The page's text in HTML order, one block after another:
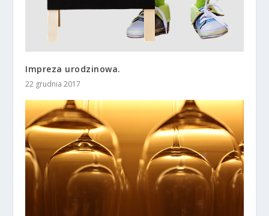
Impreza urodzinowa.
22 grudnia 2017